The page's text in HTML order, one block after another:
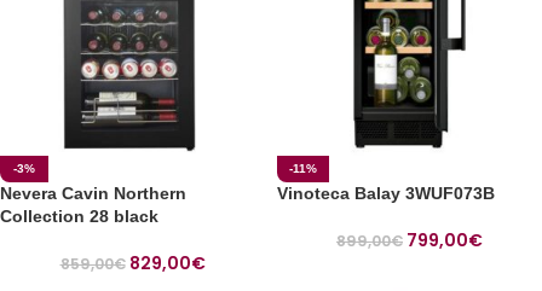
-3%
Nevera Cavin Northern
Collection 28 black
859,00€ 829,00€
-11%
Vinoteca Balay 3WUF073B
899,00€ 799,00€